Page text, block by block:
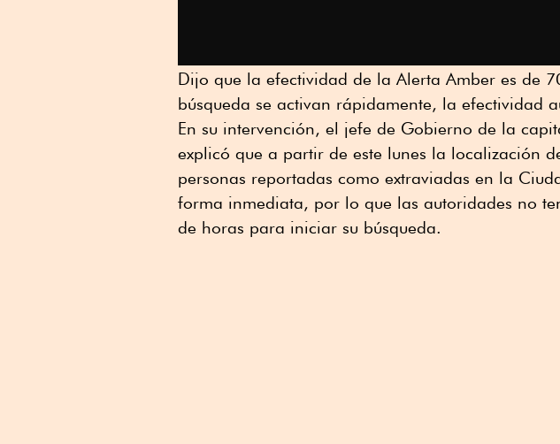
Dijo que la efectividad de la Alerta Amber es de
búsqueda se activan rápidamente, la efectividad
En su intervención, el jefe de Gobierno de la
explicó que a partir de este lunes la localización
personas reportadas como extraviadas en la
forma inmediata, por lo que las autoridades no
de horas para iniciar su búsqueda.